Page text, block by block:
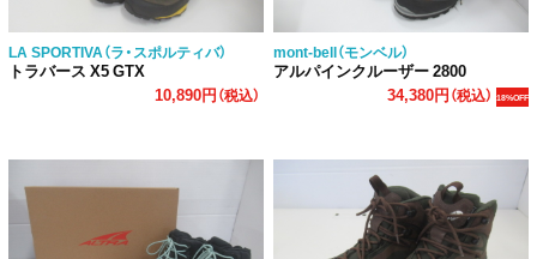
LA SPORTIVA（ラ・スポルティバ）
トラバース X5 GTX
10,890円（税込）
mont-bell（モンベル）
アルパインクルーザー 2800
34,380円（税込） 18%OFF